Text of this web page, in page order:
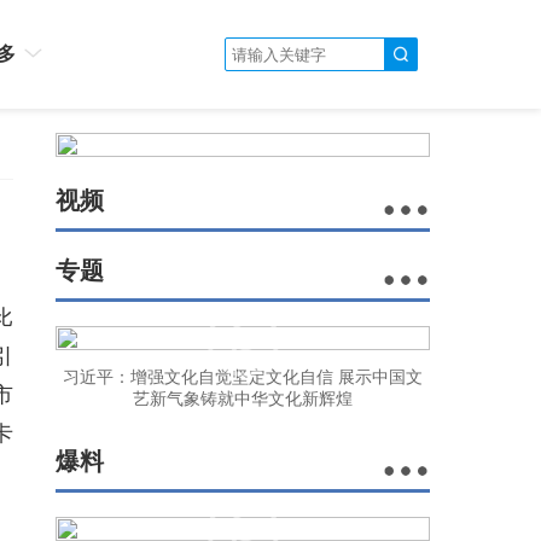
视频
专题
习近平：增强文化自觉坚定文化自信 展示中国文
艺新气象铸就中华文化新辉煌
爆料